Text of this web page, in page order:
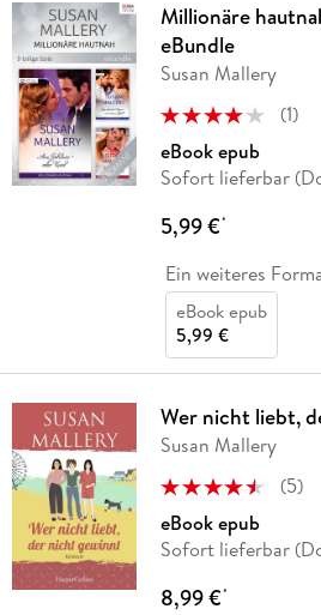
Millionäre
eBundle
Susan Mallery
(1)
eBook epub
Sofort lieferbar
5,99 €*
Ein weiteres
eBook epub
5,99 €
Wer nicht liebt,
Susan Mallery
(5)
eBook epub
Sofort lieferbar
8,99 €*